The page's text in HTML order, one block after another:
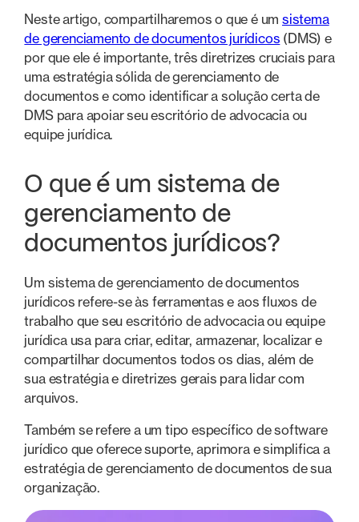
Neste artigo, compartilharemos o que é um sistema
de gerenciamento de documentos jurídicos (DMS) e
por que ele é importante, três diretrizes cruciais para
uma estratégia sólida de gerenciamento de
documentos e como identificar a solução certa de
DMS para apoiar seu escritório de advocacia ou
equipe jurídica.
O que é um sistema de
gerenciamento de
documentos jurídicos?
Um sistema de gerenciamento de documentos
jurídicos refere-se às ferramentas e aos fluxos de
trabalho que seu escritório de advocacia ou equipe
jurídica usa para criar, editar, armazenar, localizar e
compartilhar documentos todos os dias, além de
sua estratégia e diretrizes gerais para lidar com
arquivos.
Também se refere a um tipo específico de software
jurídico que oferece suporte, aprimora e simplifica a
estratégia de gerenciamento de documentos de sua
organização.